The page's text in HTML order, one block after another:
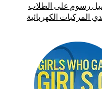
رسوم على الطلاب
المركبات الكهربائية